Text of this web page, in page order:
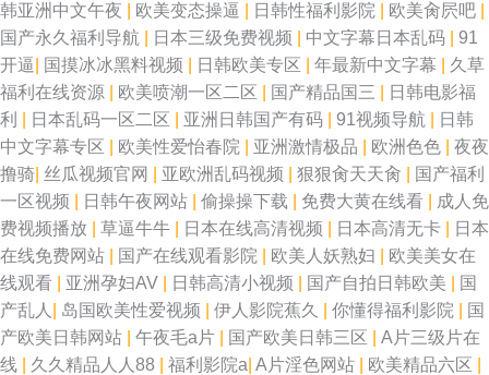
韩亚洲中文午夜
欧美变态操逼 日韩性福利影院 欧美肏屄吧
国产永久福利导航
日本三级免费视频 中文字幕日本乱码
91
开逼
国摸冰冰黑料视频 日韩欧美专区 年最新中文字幕
久草
福利在线资源
欧美喷潮一区二区 国产精品国三
日韩电影福
利
日本乱码一区二区 亚洲日韩国产有码 91视频导航
日韩
中文字幕专区
欧美性爱怡春院 亚洲激情极品 欧洲色色
夜夜
撸骑 丝瓜视频官网 亚欧洲乱码视频 狠狠肏天天肏
国产福利
一区视频
日韩午夜网站 偷操操下载 免费大黄在线看
成人免
费视频播放
草逼牛牛 日本在线高清视频 日本高清无卡
日本
在线免费网站
国产在线观看影院 欧美人妖熟妇
欧美美女在
线观看
亚洲孕妇AV 日韩高清小视频 国产自拍日韩欧美
国
产乱人
岛国欧美性爱视频 伊人影院蕉久 你懂得福利影院
国
产欧美日韩网站
午夜毛a片 国产欧美日韩三区
A片三级片在
线
久久精品人人88 福利影院a A片淫色网站 欧美精品六区